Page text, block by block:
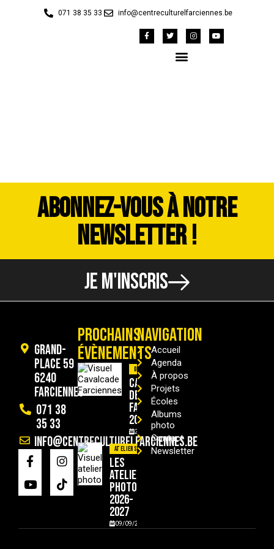
071 38 35 33 info@centreculturelfarciennes.be
ABONNEZ-VOUS À NOTRE
NEWSLETTER !
JE M'INSCRIS
Grand-
Place 59
6240
Farciennes
071 38
35 33
info@centreculturelfarciennes.be
PROCHAINS
ÉVÈNEMENTS
Divers
Cavalcade
de
Farciennes
2026
29/08/2026
Ateliers
Les
ateliers
photo
2026-
2027
09/09/2026
NAVIGATION
Accueil
Agenda
À propos
Projets
Écoles
Albums
photo
Contact
Newsletter